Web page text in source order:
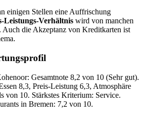
einigen Stellen eine Auffrischung
Leistungs-Verhältnis wird von manchen
Auch die Akzeptanz von Kreditkarten ist
Gesamtnote 8,2 von 10 (Sehr gut).
8,3, Preis-Leistung 6,3, Atmosphäre
von 10. Stärkstes Kriterium: Service.
in Bremen: 7,2 von 10.